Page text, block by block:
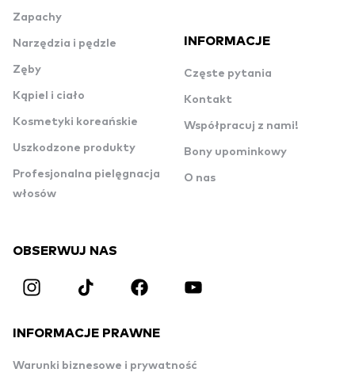
Zapachy
Narzędzia i pędzle
Zęby
Kąpiel i ciało
Kosmetyki koreańskie
Uszkodzone produkty
Profesjonalna pielęgnacja
włosów
INFORMACJE
Częste pytania
Kontakt
Współpracuj z nami!
Bony upominkowy
O nas
OBSERWUJ NAS
INFORMACJE PRAWNE
Warunki biznesowe i prywatność